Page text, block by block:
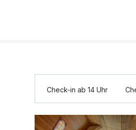
Check-in ab 14 Uhr